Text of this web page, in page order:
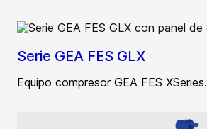
Serie GEA FES GLX
Equipo compresor GEA FES XSeries.